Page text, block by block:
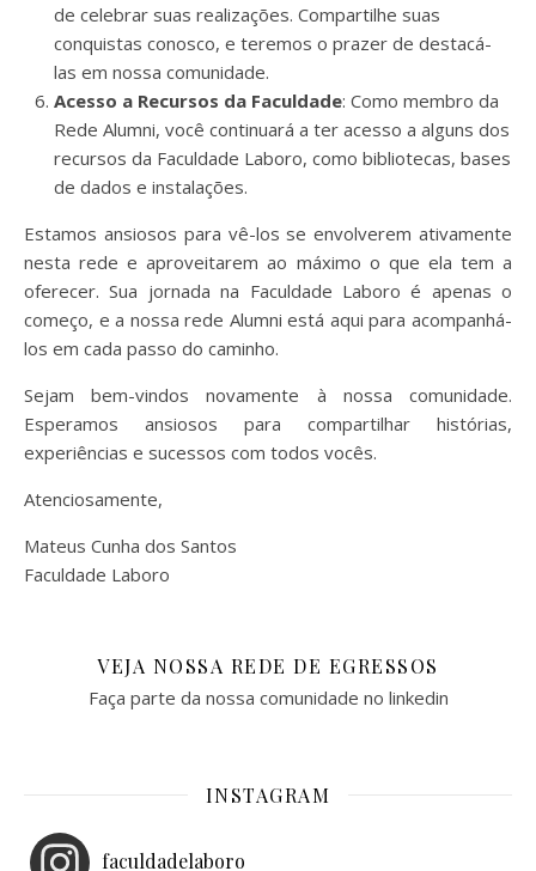
de celebrar suas realizações. Compartilhe suas
conquistas conosco, e teremos o prazer de destacá-
las em nossa comunidade.
Acesso a Recursos da Faculdade: Como membro da
Rede Alumni, você continuará a ter acesso a alguns dos
recursos da Faculdade Laboro, como bibliotecas, bases
de dados e instalações.
Estamos ansiosos para vê-los se envolverem ativamente
nesta rede e aproveitarem ao máximo o que ela tem a
oferecer. Sua jornada na Faculdade Laboro é apenas o
começo, e a nossa rede Alumni está aqui para acompanhá-
los em cada passo do caminho.
Sejam bem-vindos novamente à nossa comunidade.
Esperamos ansiosos para compartilhar histórias,
experiências e sucessos com todos vocês.
Atenciosamente,
Mateus Cunha dos Santos
Faculdade Laboro
VEJA NOSSA REDE DE EGRESSOS
Faça parte da nossa comunidade no linkedin
INSTAGRAM
faculdadelaboro